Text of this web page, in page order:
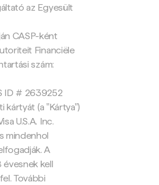
az Egyesült
CASP-ként
Financiële
szám:
ID # 2639252
(a "Kártya")
U.S.A. Inc.
mindenhol
A
évesnek kell
További